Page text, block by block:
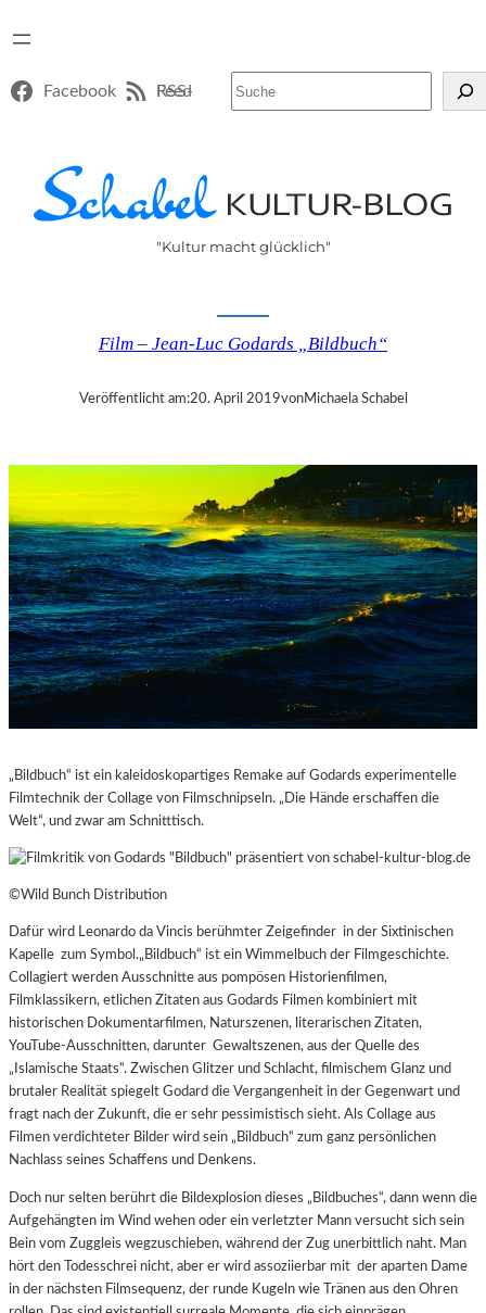
Facebook RSS-Feed
"Kultur macht glücklich"
Film – Jean-Luc Godards „Bildbuch“
Veröffentlicht am:20. April 2019vonMichaela Schabel
„Bildbuch“ ist ein kaleidoskopartiges Remake auf Godards experimentelle
Filmtechnik der Collage von Filmschnipseln. „Die Hände erschaffen die
Welt“, und zwar am Schnitttisch.
©Wild Bunch Distribution
Dafür wird Leonardo da Vincis berühmter Zeigefinder in der Sixtinischen
Kapelle zum Symbol.„Bildbuch“ ist ein Wimmelbuch der Filmgeschichte.
Collagiert werden Ausschnitte aus pompösen Historienfilmen,
Filmklassikern, etlichen Zitaten aus Godards Filmen kombiniert mit
historischen Dokumentarfilmen, Naturszenen, literarischen Zitaten,
YouTube-Ausschnitten, darunter Gewaltszenen, aus der Quelle des
„Islamische Staats“. Zwischen Glitzer und Schlacht, filmischem Glanz und
brutaler Realität spiegelt Godard die Vergangenheit in der Gegenwart und
fragt nach der Zukunft, die er sehr pessimistisch sieht. Als Collage aus
Filmen verdichteter Bilder wird sein „Bildbuch“ zum ganz persönlichen
Nachlass seines Schaffens und Denkens.
Doch nur selten berührt die Bildexplosion dieses „Bildbuches“, dann wenn die
Aufgehängten im Wind wehen oder ein verletzter Mann versucht sich sein
Bein vom Zuggleis wegzuschieben, während der Zug unerbittlich naht. Man
hört den Todesschrei nicht, aber er wird assoziierbar mit der aparten Dame
in der nächsten Filmsequenz, der runde Kugeln wie Tränen aus den Ohren